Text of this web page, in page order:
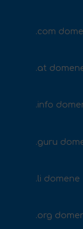
.com
.at
.info
.guru
.li domene
.org